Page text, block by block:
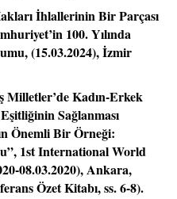
İhlallerinin Bir Parçası
100. Yılında
(15.03.2024), İzmir
Kadın-Erkek
Sağlanması
Önemli Bir Örneği:
1st International World
08.03.2020), Ankara,
Özet Kitabı, ss. 6-8).